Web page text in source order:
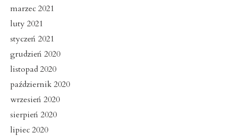
marzec 2021
luty 2021
styczeń 2021
grudzień 2020
listopad 2020
październik 2020
wrzesień 2020
sierpień 2020
lipiec 2020